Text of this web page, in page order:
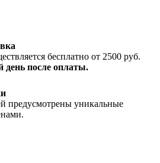
бесплатно от 2500 руб.
день после оплаты.
предусмотрены уникальные